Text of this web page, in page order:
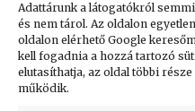
Adattárunk a látogatókról
és nem tárol. Az oldalon
oldalon elérhető Google
kell fogadnia a hozzá tartozó
elutasíthatja, az oldal többi
működik.
Létrehozva (post_date):
Utolsó módosítás
20:11